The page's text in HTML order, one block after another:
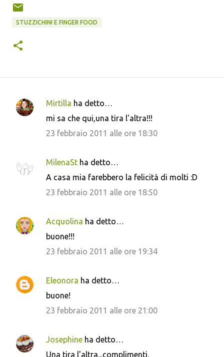
STUZZICHINI E FINGER FOOD
C
e
Mirtilla ha detto…
mi sa che qui,una tira l'altra!!!
23 febbraio 2011 alle ore 18:30
MilenaSt ha detto…
A casa mia farebbero la felicità di molti :D
23 febbraio 2011 alle ore 18:50
Acquolina ha detto…
buone!!!
23 febbraio 2011 alle ore 19:34
Eleonora ha detto…
buone!
23 febbraio 2011 alle ore 21:00
Josephine ha detto…
Una tira l'altra...complimenti.